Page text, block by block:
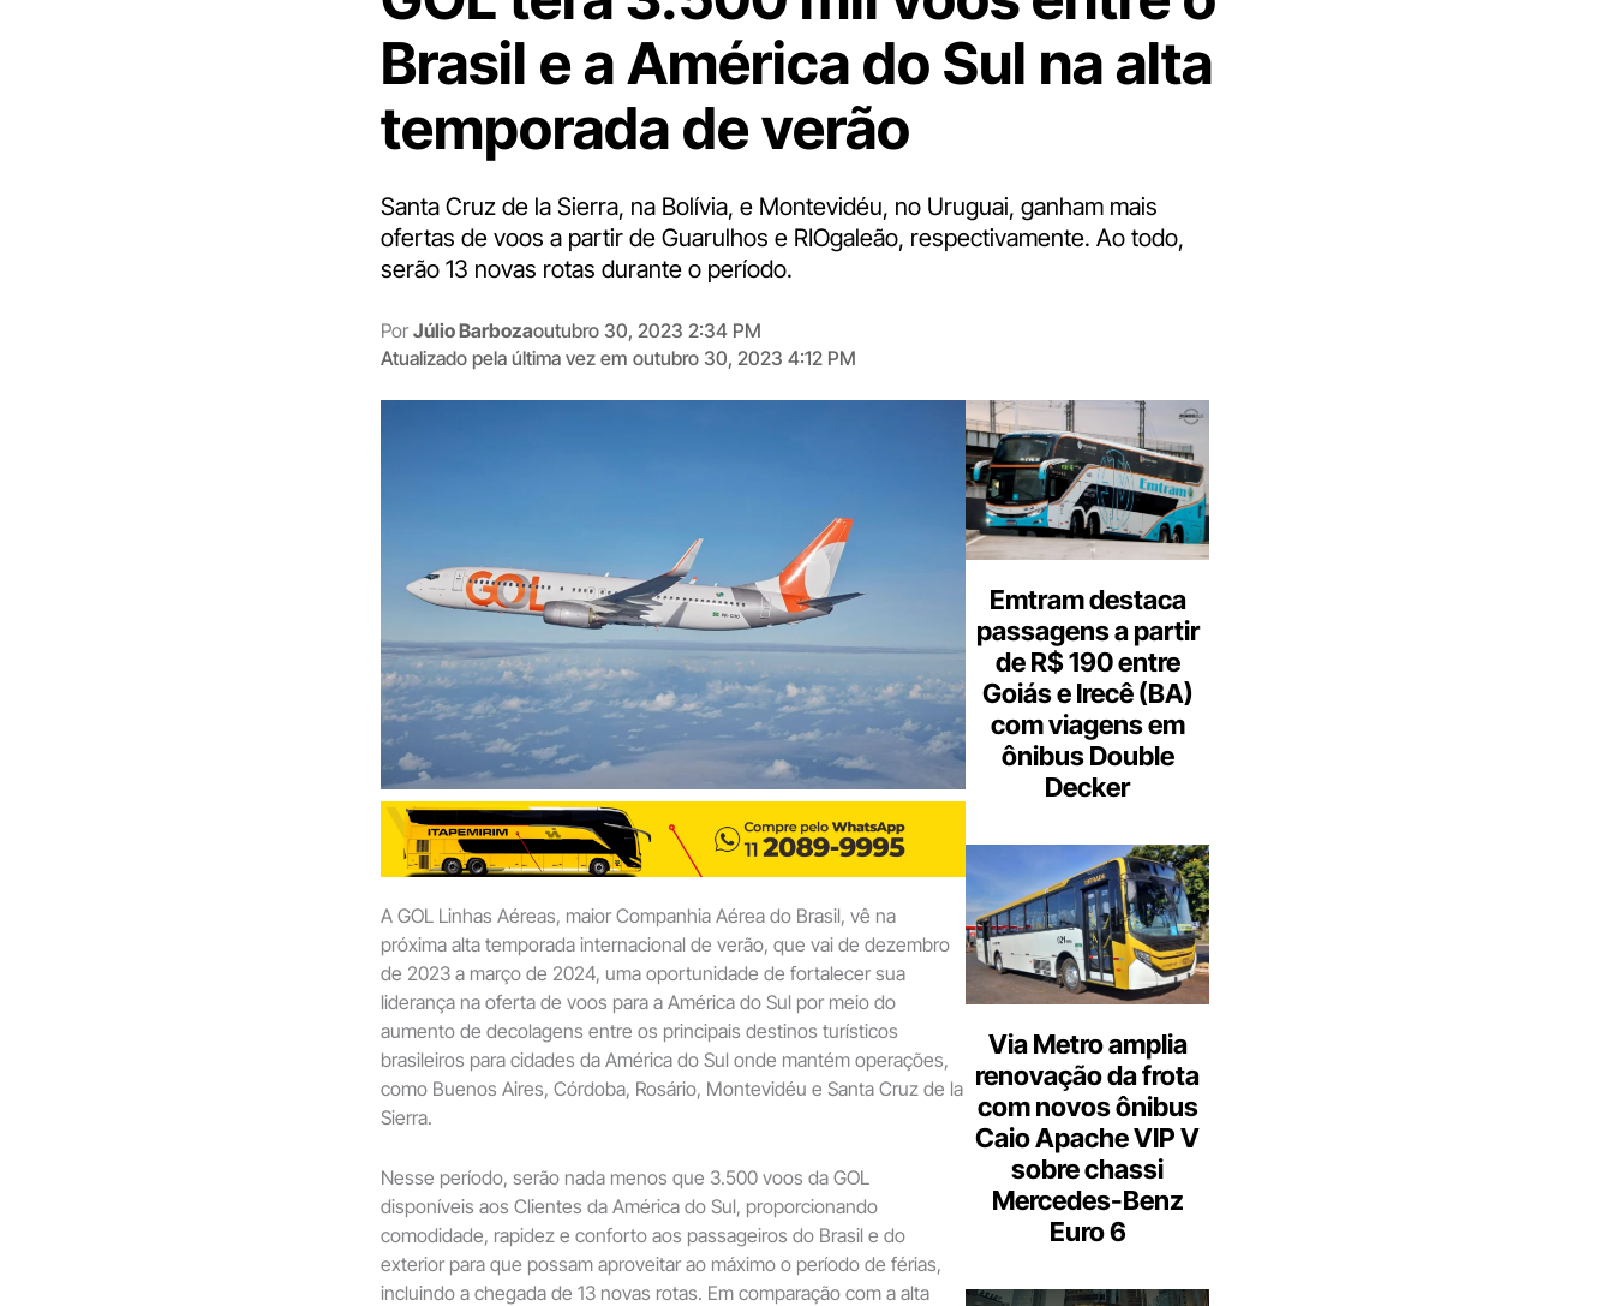
Brasil e a América do Sul na alta
temporada de verão
Santa Cruz de la Sierra, na Bolívia, e Montevidéu, no Uruguai, ganham mais
ofertas de voos a partir de Guarulhos e RIOgaleão, respectivamente. Ao todo,
serão 13 novas rotas durante o período.
Por Júlio Barbozaoutubro 30, 2023 2:34 PM
Atualizado pela última vez em outubro 30, 2023 4:12 PM
A GOL Linhas Aéreas, maior Companhia Aérea do Brasil, vê na
próxima alta temporada internacional de verão, que vai de dezembro
de 2023 a março de 2024, uma oportunidade de fortalecer sua
liderança na oferta de voos para a América do Sul por meio do
aumento de decolagens entre os principais destinos turísticos
brasileiros para cidades da América do Sul onde mantém operações,
como Buenos Aires, Córdoba, Rosário, Montevidéu e Santa Cruz de la
Sierra.
Nesse período, serão nada menos que 3.500 voos da GOL
disponíveis aos Clientes da América do Sul, proporcionando
comodidade, rapidez e conforto aos passageiros do Brasil e do
exterior para que possam aproveitar ao máximo o período de férias,
incluindo a chegada de 13 novas rotas. Em comparação com a alta
Emtram destaca
passagens a partir
de R$ 190 entre
Goiás e Irecê (BA)
com viagens em
ônibus Double
Decker
Via Metro amplia
renovação da frota
com novos ônibus
Caio Apache VIP V
sobre chassi
Mercedes-Benz
Euro 6
Digite
aqui
o
seu
mail